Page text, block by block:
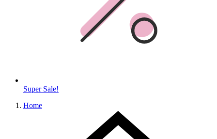
Super Sale!
Home